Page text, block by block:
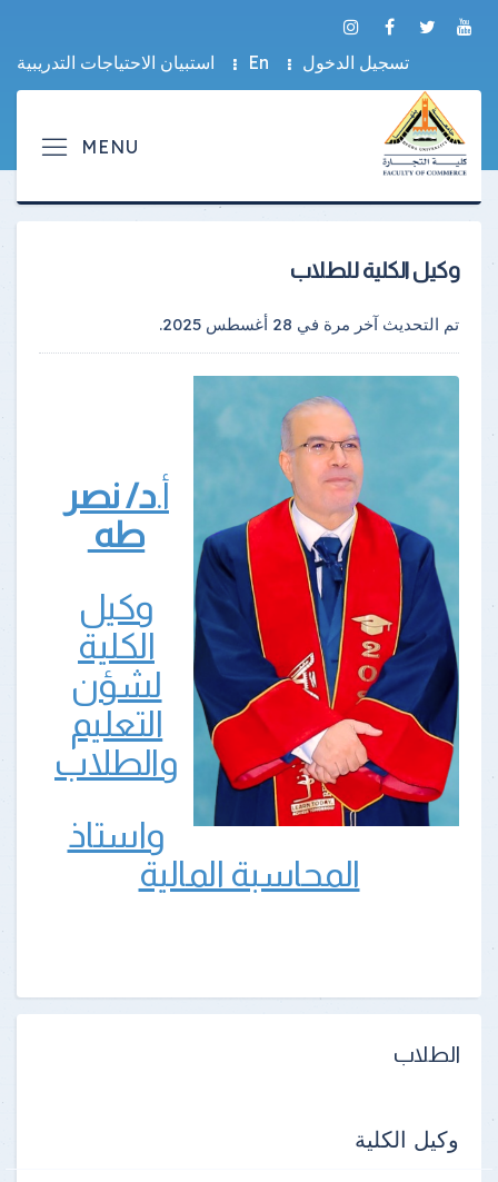
تسجيل الدخول En استبيان الاحتياجات التدريبية
وكيل الكلية للطلاب
تم التحديث آخر مرة في 28 أغسطس 2025 .
أ.د/ نصر
طه
وكيل
الكلية
لشؤن
التعليم
والطلاب
واستاذ
المحاسبة المالية
الطلاب
وكيل الكلية